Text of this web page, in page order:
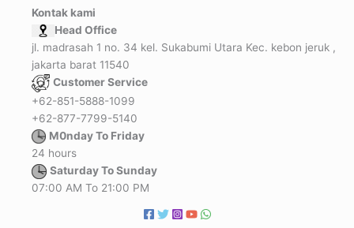
Kontak kami
Head Office
jl. madrasah 1 no. 34 kel. Sukabumi Utara Kec. kebon jeruk ,
jakarta barat 11540
Customer Service
+62-851-5888-1099
+62-877-7799-5140
M0nday To Friday
24 hours
Saturday To Sunday
07:00 AM To 21:00 PM